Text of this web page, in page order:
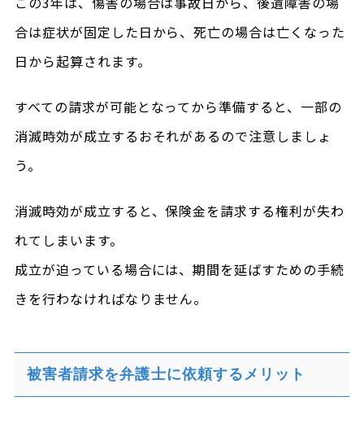
合は症状が固定した日から、死亡の場合は亡くなった
日から起算されます。
すべての請求が可能となってから準備すると、一部の
消滅時効が成立するおそれがあるので注意しましょ
う。
消滅時効が成立すると、保険金を請求する権利が失わ
れてしまいます。
成立が迫っている場合には、期間を延ばすための手続
きを行わなければなりません。
被害者請求を弁護士に依頼するメリット